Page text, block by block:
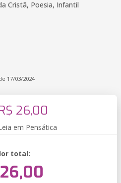
Cristã, Poesia, Infantil
17/03/2024
26,00
em Pensática
total: